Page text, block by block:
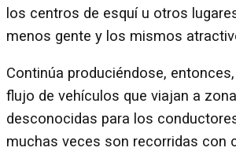
los centros de esquí u otros
menos gente y los mismos
Continúa produciéndose,
flujo de vehículos que viajan a
desconocidas para los
muchas veces son recorridas con